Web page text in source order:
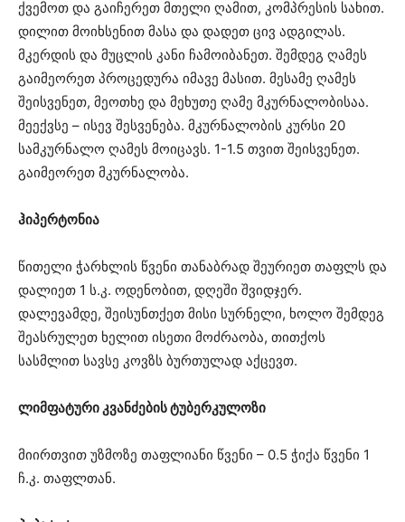
ქვემოთ და გაიჩერეთ მთელი ღამით, კომპრესის სახით.
დილით მოიხსენით მასა და დადეთ ცივ ადგილას.
მკერდის და მუცლის კანი ჩამოიბანეთ. შემდეგ ღამეს
გაიმეორეთ პროცედურა იმავე მასით. მესამე ღამეს
შეისვენეთ, მეოთხე და მეხუთე ღამე მკურნალობისაა.
მეექვსე – ისევ შესვენება. მკურნალობის კურსი 20
სამკურნალო ღამეს მოიცავს. 1-1.5 თვით შეისვენეთ.
გაიმეორეთ მკურნალობა.
ჰიპერტონია
წითელი ჭარხლის წვენი თანაბრად შეურიეთ თაფლს და
დალიეთ 1 ს.კ. ოდენობით, დღეში შვიდჯერ.
დალევამდე, შეისუნთქეთ მისი სურნელი, ხოლო შემდეგ
შეასრულეთ ხელით ისეთი მოძრაობა, თითქოს
სასმლით სავსე კოვზს ბურთულად აქცევთ.
ლიმფატური კვანძების ტუბერკულოზი
მიირთვით უზმოზე თაფლიანი წვენი – 0.5 ჭიქა წვენი 1
ჩ.კ. თაფლთან.